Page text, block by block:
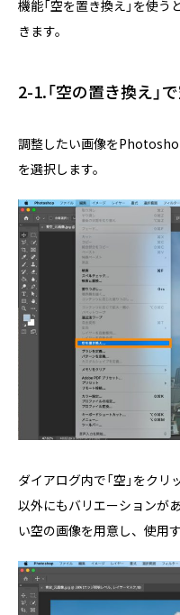
機能「空を置き換え」を使
きます。
2-1.「空の置き換え」
調整したい画像をPhotoshop
を選択します。
ダイアログ内で「空」をク
以外にもバリエーションが
い空の画像を用意し、使用